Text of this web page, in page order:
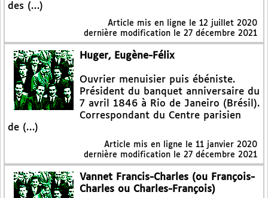
des (…)
Article mis en ligne le 12 juillet 2020
dernière modification le 27 décembre 2021
Huger, Eugène-Félix
Ouvrier menuisier puis ébéniste.
Président du banquet anniversaire du
7 avril 1846 à Rio de Janeiro (Brésil).
Correspondant du Centre parisien
de (…)
Article mis en ligne le 11 janvier 2020
dernière modification le 27 décembre 2021
Vannet Francis-Charles (ou François-
Charles ou Charles-François)